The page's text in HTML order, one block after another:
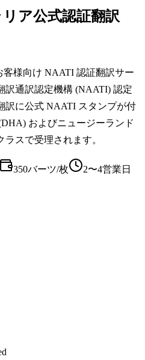
ア公式認証翻訳
客様向け NAATI 認証翻訳サー
訳通訳認定機構 (NAATI) 認定
訳に公式 NAATI スタンプが付
およびニュージーランド
スで受理されます。
350バーツ/枚 2〜4営業日